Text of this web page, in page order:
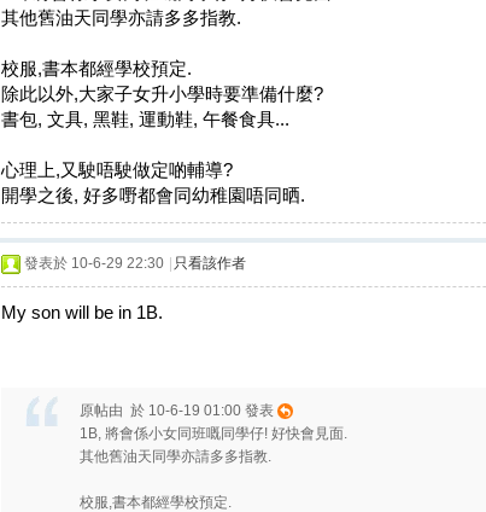
其他舊油天同學亦請多多指教.
校服,書本都經學校預定.
除此以外,大家子女升小學時要準備什麼?
書包, 文具, 黑鞋, 運動鞋, 午餐食具...
心理上,又駛唔駛做定啲輔導?
開學之後, 好多嘢都會同幼稚園唔同晒.
發表於 10-6-29 22:30 只看該作者
My son will be in 1B.
原帖由 於 10-6-19 01:00 發表
1B, 將會係小女同班嘅同學仔! 好快會見面.
其他舊油天同學亦請多多指教.
校服,書本都經學校預定.